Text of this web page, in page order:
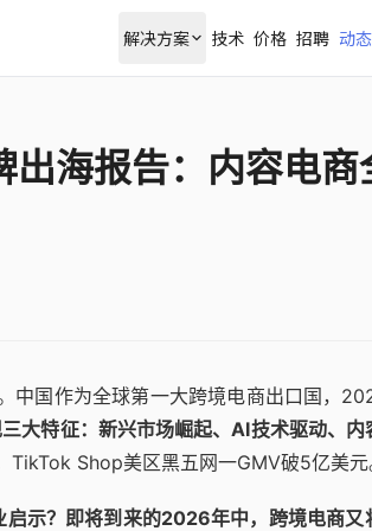
解决方案 技术 价格 招聘 动态
海报告：内容电商
国作为全球第一大跨境电商出口国，
大特征：新兴市场崛起、AI技术驱动、内
Shop美区黑五网一GMV破5亿美元
示？即将到来的2026年中，跨境电商又